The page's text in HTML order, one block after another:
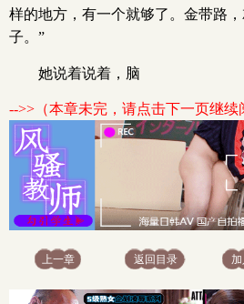
样的地方，有一个就够了。金带路
子。”
她说着说着，脑
-->>（本章未完，请点击下一页继续
上一章 返回目录